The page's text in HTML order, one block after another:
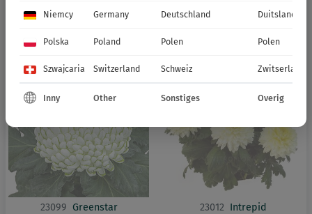
23097 Etincelor Yellow Garba Rose
23099 Greenstar 23012 Intrepid
Niemcy Germany Deutschland Duitsland
Polska Poland Polen Polen
Szwajcaria Switzerland Schweiz Zwitserland
Inny Other Sonstiges Overig